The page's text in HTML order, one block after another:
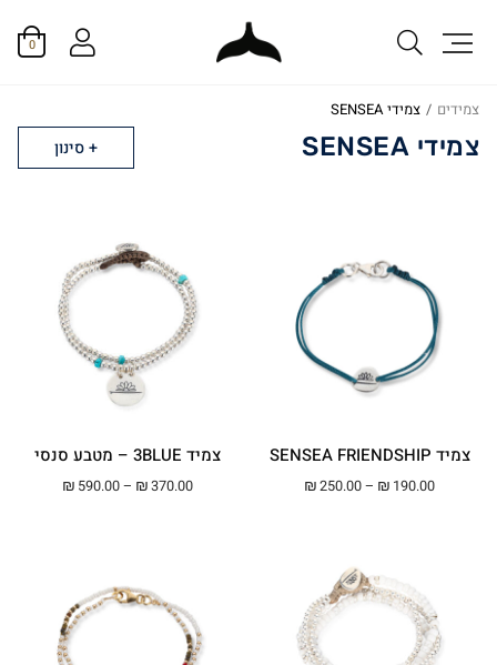
0
צמידים / צמידי SENSEA
צמידי SENSEA סינון
צמיד SENSEA FRIENDSHIP
₪ 190.00
–
₪250.00 טווח מחירים: ⁦₪190.00⁩ עד ⁦₪250.00⁩
צמיד 3BLUE – מטבע סנסי
₪370.00
–
₪ 590.00 טווח מחירים: ⁦₪370.00⁩ עד